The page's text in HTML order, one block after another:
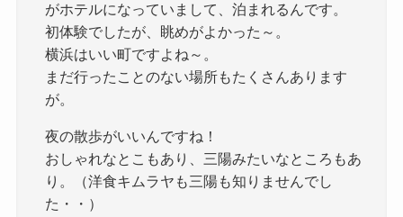
がホテルになっていまして、泊まれるんです。
初体験でしたが、眺めがよかった～。
横浜はいい町ですよね～。
まだ行ったことのない場所もたくさんあります
が。
夜の散歩がいいんですね！
おしゃれなとこもあり、三陽みたいなところもあ
り。（洋食キムラヤも三陽も知りませんでし
た・・）